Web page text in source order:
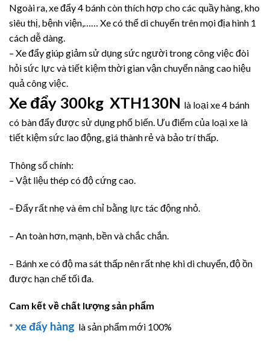
Ngoài ra, xe đẩy 4 bánh còn thích hợp cho các quầy hàng, kho
siêu thị, bệnh viện,…… Xe có thể di chuyển trên mọi địa hình 1
cách dễ dàng.
– Xe đẩy giúp giảm sử dụng sức người trong công việc đòi
hỏi sức lực và tiết kiệm thời gian vận chuyển nâng cao hiệu
quả công việc.
Xe đẩy 300kg XTH130N là loại xe 4 bánh
có bàn đẩy được sử dụng phổ biến. Ưu điểm của loại xe là
tiết kiệm sức lao động, giá thành rẻ và bảo trí thấp.
Thông số chính:
– Vật liệu thép có độ cứng cao.
– Đẩy rất nhẹ và êm chỉ bằng lực tác động nhỏ.
– An toàn hơn, mạnh, bền và chắc chắn.
– Bánh xe có độ ma sát thấp nên rất nhẹ khi di chuyển, độ ồn
được hạn chế tối đa.
Cam kết về chất lượng sản phẩm
* xe đẩy hàng là sản phẩm mới 100%